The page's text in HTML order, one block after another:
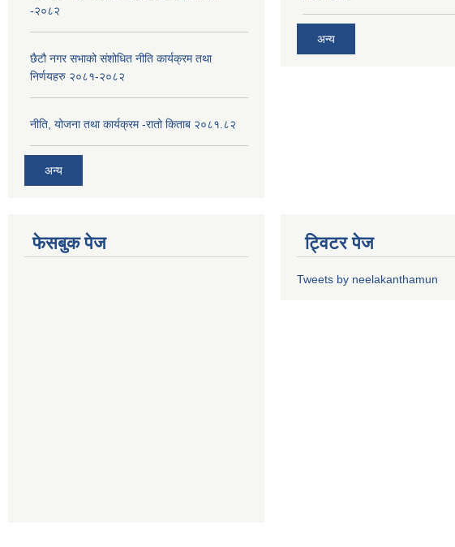
-२०८२
छैटौ नगर सभाको संशोधित नीति कार्यक्रम तथा
निर्णयहरु २०८१-२०८२
नीति, योजना तथा कार्यक्रम -रातो किताब २०८१.८२
अन्य
अन्य
फेसबुक पेज ट्विटर पेज
Tweets by neelakanthamun